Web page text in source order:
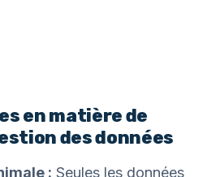
en matière de
des données
: Seules les données